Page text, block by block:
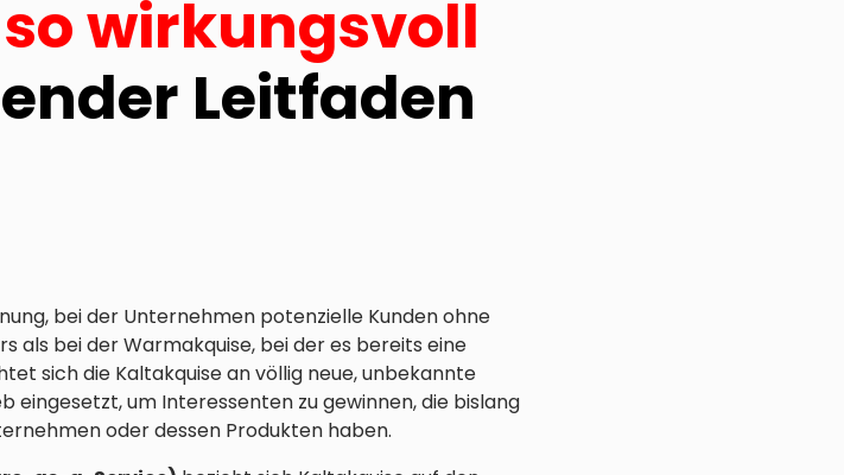
wirkungsvoll
Leitfaden
bei der Unternehmen potenzielle Kunden ohne
als bei der Warmakquise, bei der es bereits eine
sich die Kaltakquise an völlig neue, unbekannte
eingesetzt, um Interessenten zu gewinnen, die bislang
oder dessen Produkten haben.